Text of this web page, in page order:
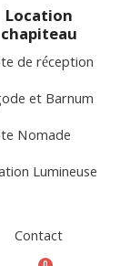
Location
chapiteau
de réception
et Barnum
Nomade
Lumineuse
Contact